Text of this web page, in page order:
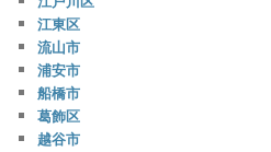
江東区
流山市
浦安市
船橋市
葛飾区
越谷市